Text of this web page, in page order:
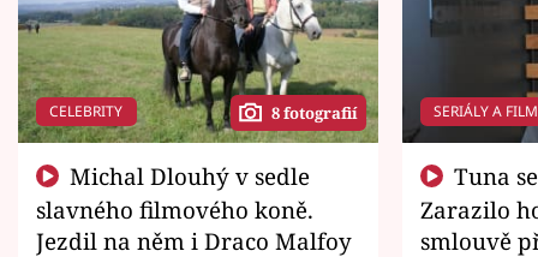
CELEBRITY 8 fotografií
slavného filmového koně.
Jezdil na něm i Draco Malfoy
SERIÁLY A
Zarazilo
smlouvě